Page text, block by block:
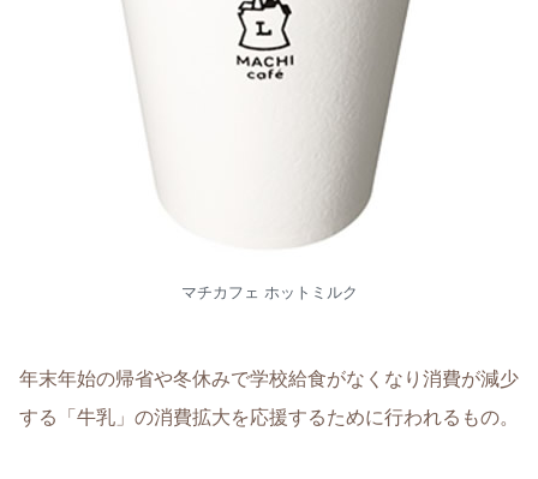
マチカフェ ホットミルク
年末年始の帰省や冬休みで学校給食がなくなり消費が減少
する「牛乳」の消費拡大を応援するために行われるもの。